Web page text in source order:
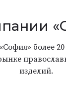
более
изделий.